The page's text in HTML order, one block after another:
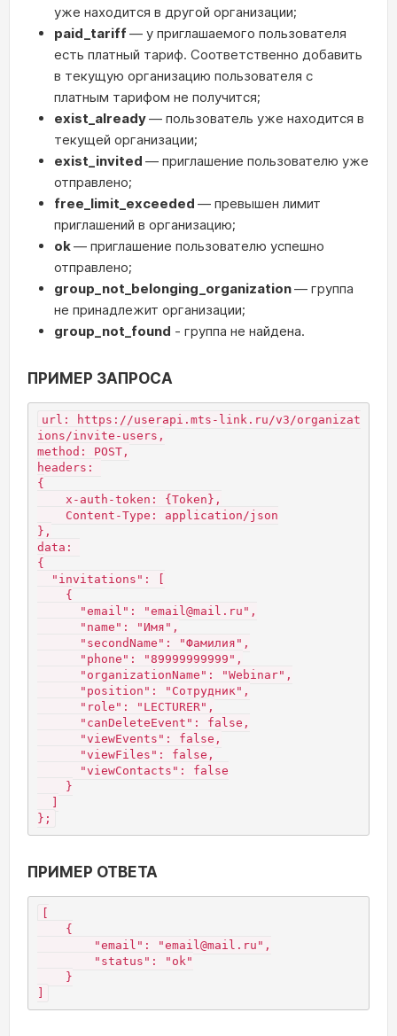
уже находится в другой организации;
paid_tariff— у приглашаемого пользователя
есть платный тариф. Соответственно добавить
в текущую организацию пользователя с
платным тарифом не получится;
exist_already— пользователь уже находится в
текущей организации;
exist_invited — приглашение пользователю уже
отправлено;
free_limit_exceeded — превышен лимит
приглашений в организацию;
ok— приглашение пользователю успешно
отправлено;
group_not_belonging_organization— группа
не принадлежит организации;
group_not_found - группа не найдена.
ПРИМЕР ЗАПРОСА
url: https://userapi.mts-link.ru/v3/organizat
ions/invite-users,
method: POST,
headers:
{
    x-auth-token: {Token},
    Content-Type: application/json
},
data:
{
  "invitations": [
    {
      "email": "email@mail.ru",
      "name": "Имя",
      "secondName": "Фамилия",
      "phone": "89999999999",
      "organizationName": "Webinar",
      "position": "Сотрудник",
      "role": "LECTURER",
      "canDeleteEvent": false,
      "viewEvents": false,
      "viewFiles": false,
      "viewContacts": false
    }
  ]
};
ПРИМЕР ОТВЕТА
[
    {
        "email": "email@mail.ru",
        "status": "ok"
    }
]